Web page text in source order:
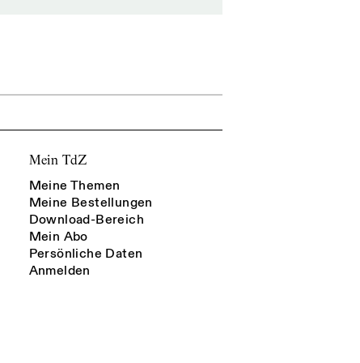
Mein TdZ
Meine Themen
Meine Bestellungen
Download-Bereich
Mein Abo
Persönliche Daten
Anmelden